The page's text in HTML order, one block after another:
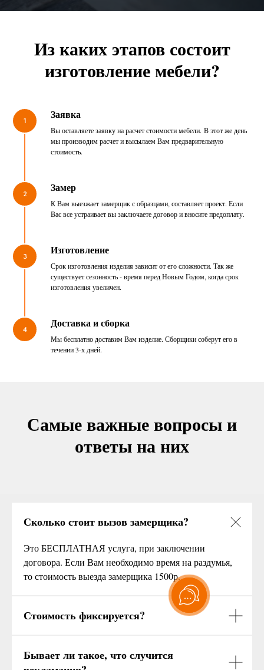
Из каких этапов состоит
изготовление мебели?
1 Заявка
Вы оставляете заявку на расчет стоимости мебели. В этот же день
мы производим расчет и высылаем Вам предварительную
стоимость.
2 Замер
К Вам выезжает замерщик с образцами, составляет проект. Если
Вас все устраивает вы заключаете договор и вносите предоплату.
3 Изготовление
Срок изготовления изделия зависит от его сложности. Так же
существует сезонность - время перед Новым Годом, когда срок
изготовления увеличен.
4 Доставка и сборка
Мы бесплатно доставим Вам изделие. Сборщики соберут его в
течении 3-х дней.
Самые важные вопросы и
ответы на них
Сколько стоит вызов замерщика?
Это БЕСПЛАТНАЯ услуга, при заключении
договора. Если Вам необходимо время на раздумья,
то стоимость выезда замерщика 1500р.
Стоимость фиксируется?
Бывает ли такое, что случится